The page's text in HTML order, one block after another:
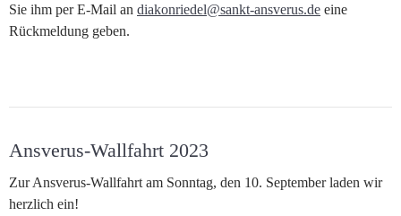
Sie ihm per E-Mail an diakonriedel@sankt-ansverus.de eine
Rückmeldung geben.
Ansverus-Wallfahrt 2023
Zur Ansverus-Wallfahrt am Sonntag, den 10. September laden wir
herzlich ein!